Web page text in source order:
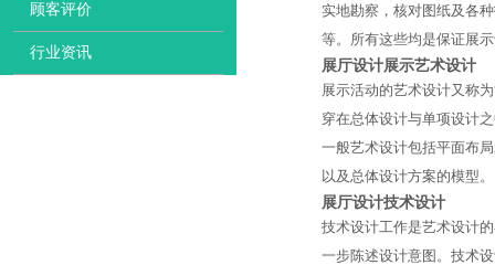
实地勘察，核对图纸及各
等。所有这些均是保证展
展厅设计展示艺术设计
展示活动的艺术设计又称
穿在总体设计与单项设计
一般艺术设计包括平面布
以及总体设计方案的模型。
展厅设计技术设计
技术设计工作是艺术设计
一步陈述设计意图。技术
顾客评价
行业资讯